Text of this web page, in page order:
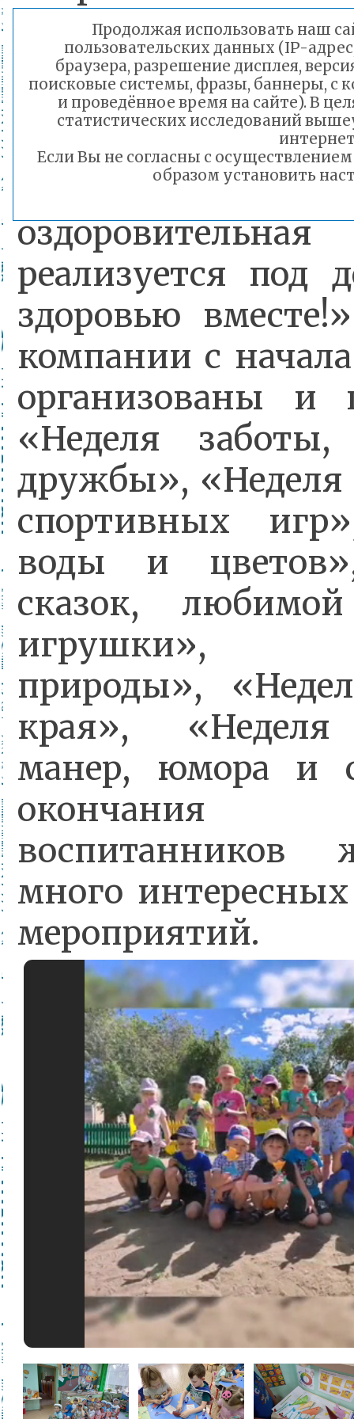
выполнили
аппликацию
глубинах».
В МБДОУ
реализуется под
здоровью
компании с
организованы и
«Неделя
дружбы», «Неделя
спортивных
воды и
сказок,
игрушки»,
природы»,
края»,
манер, юмора и
много
мероприятий.
Продолжая использовать наш
пользовательских данных (IP-
браузера, разрешение дисплея,
поисковые системы, фразы, баннеры, с
и проведённое время на сайте). В
статистических исследований
Если Вы не согласны с
образом установить